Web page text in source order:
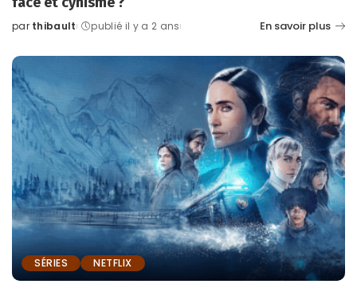
Posted
par thibault publié il y a 2 ans En savoir plus
SÉRIES NETFLIX